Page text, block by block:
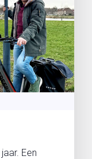
Een